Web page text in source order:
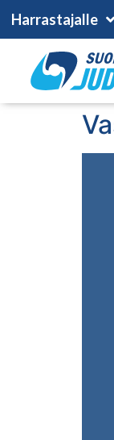
Harrastajalle